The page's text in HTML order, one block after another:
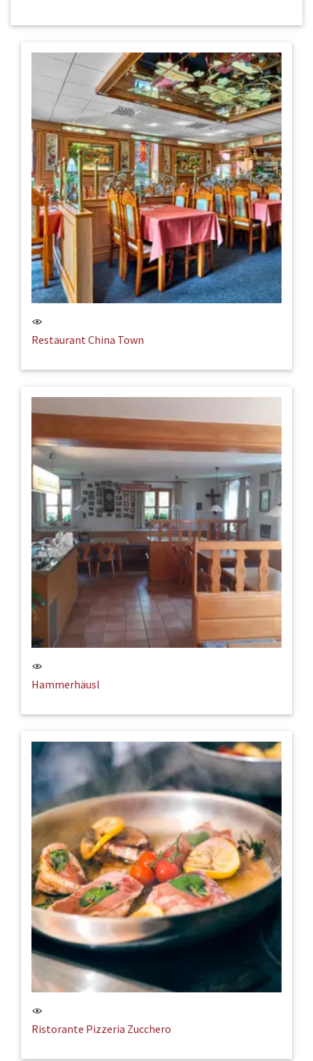
Restaurant China Town
Hammerhäusl
Ristorante Pizzeria Zucchero